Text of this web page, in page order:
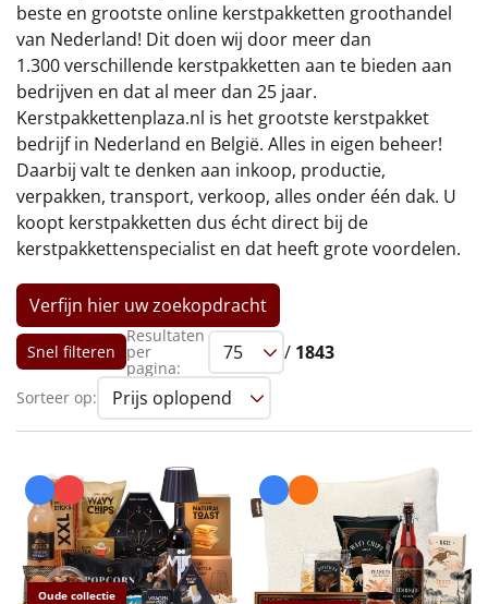
Rituals
Luxe
Mannen
Vrouwen
Duurzaam
Leuke
Goedkope
Uniek
Artikel
Hitster NIEUW
Pizzarette
beste en grootste online kerstpakketten groothandel
van Nederland! Dit doen wij door meer dan
1.300 verschillende kerstpakketten aan te bieden aan
bedrijven en dat al meer dan 25 jaar.
Kerstpakkettenplaza.nl is het grootste kerstpakket
bedrijf in Nederland en België. Alles in eigen beheer!
Daarbij valt te denken aan inkoop, productie,
verpakken, transport, verkoop, alles onder één dak. U
koopt kerstpakketten dus écht direct bij de
kerstpakkettenspecialist en dat heeft grote voordelen.
Verfijn hier uw zoekopdracht
Snel filteren
Resultaten
per
pagina:
/ 1843
Sorteer op:
Oude collectie